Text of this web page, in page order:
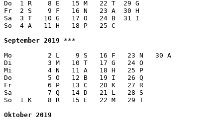
Do  1 R    8 E   15 M   22 T  29 G
Fr  2 S    9 F   16 N   23 A  30 H
Sa  3 T   10 G   17 O   24 B  31 I
So  4 A   11 H   18 P   25 C
September 2019 ***
Mo         2 L    9 S   16 F   23 N   30 A
Di         3 M   10 T   17 G   24 O
Mi         4 N   11 A   18 H   25 P
Do         5 O   12 B   19 I   26 Q
Fr         6 P   13 C   20 K   27 R
Sa         7 Q   14 D   21 L   28 S
So  1 K    8 R   15 E   22 M   29 T
Oktober 2019